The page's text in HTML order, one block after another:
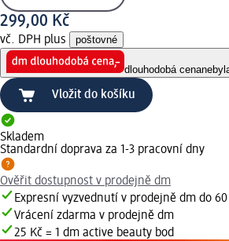
299,00 Kč
vč. DPH plus poštovné
dlouhodobá cena
Vložit do košíku
Skladem
Standardní doprava za 1-3 pracovní dny
Ověřit dostupnost v prodejně dm
Expresní vyzvednutí v prodejně dm do
Vrácení zdarma v prodejně dm
25 Kč = 1 dm active beauty bod